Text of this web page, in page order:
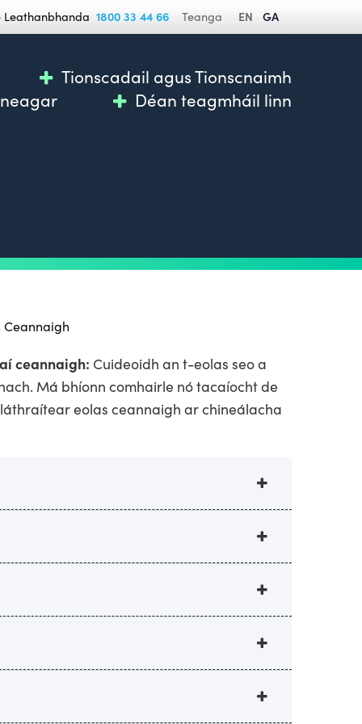
Leathanbhanda 1800 33 44 66 Teanga EN GA
Tionscadail agus Tionscnaimh
Déan teagmháil linn
Ceannaigh
ceannaigh: Cuideoidh an t-eolas seo a
Má bhíonn comhairle nó tacaíocht de
eolas ceannaigh ar chineálacha